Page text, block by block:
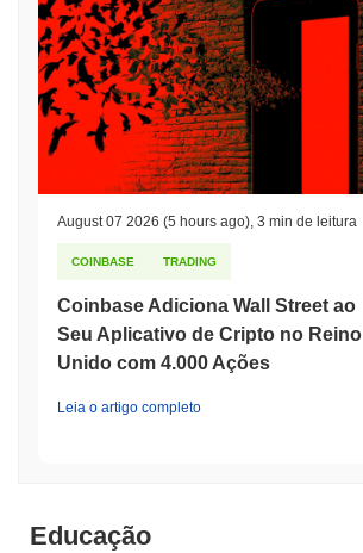
August 07 2026 (5 hours ago), 3 min de leitura
COINBASE TRADING
Coinbase Adiciona Wall Street ao
Seu Aplicativo de Cripto no Reino
Unido com 4.000 Ações
Leia o artigo completo
Educação